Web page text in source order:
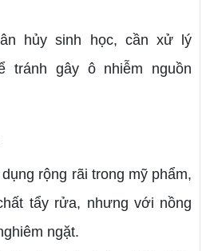
hủy sinh học, cần xử lý
tránh gây ô nhiễm nguồn
rộng rãi trong mỹ phẩm,
tẩy rửa, nhưng với nồng
ngặt.